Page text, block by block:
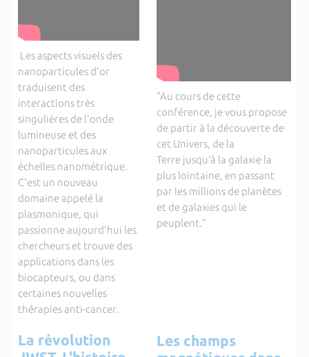
Les aspects visuels des
nanoparticules d'or
traduisent des
interactions très
singulières de l'onde
lumineuse et des
nanoparticules aux
échelles nanométrique.
C'est un nouveau
domaine appelé la
plasmonique, qui
passionne aujourd'hui les
chercheurs et trouve des
applications dans les
biocapteurs, ou dans
certaines nouvelles
thérapies anti-cancer.
"Au cours de cette
conférence, je vous propose
de partir à la découverte de
cet Univers, de la
Terre jusqu’à la galaxie la
plus lointaine, en passant
par les millions de planètes
et de galaxies qui le
peuplent."
La révolution
Les champs